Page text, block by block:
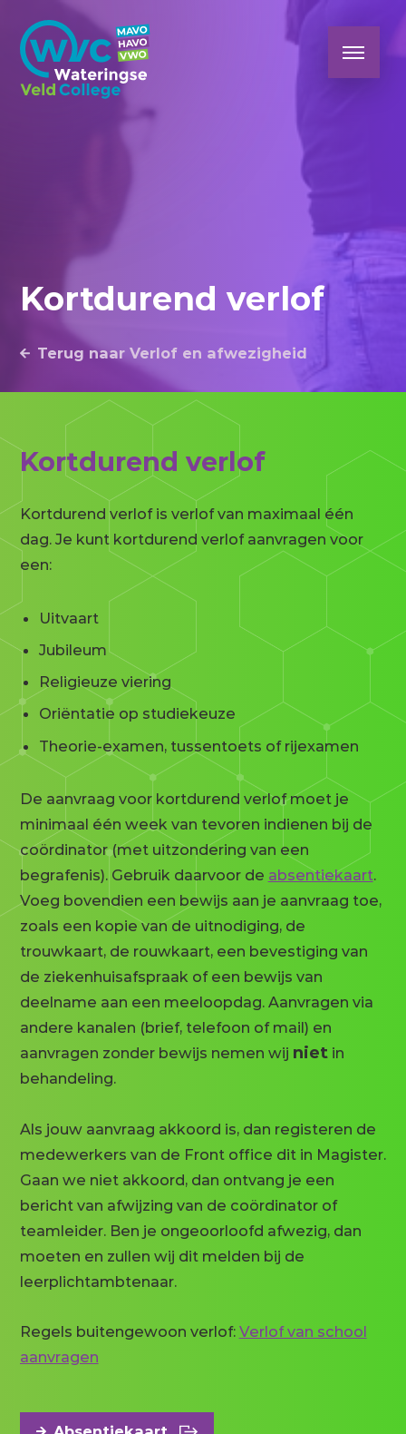
Kortdurend verlof
Terug naar Verlof en afwezigheid
Kortdurend verlof
Kortdurend verlof is verlof van maximaal één
dag. Je kunt kortdurend verlof aanvragen voor
een:
Uitvaart
Jubileum
Religieuze viering
Oriëntatie op studiekeuze
Theorie-examen, tussentoets of rijexamen
De aanvraag voor kortdurend verlof moet je
minimaal één week van tevoren indienen bij de
coördinator (met uitzondering van een
begrafenis). Gebruik daarvoor de absentiekaart.
Voeg bovendien een bewijs aan je aanvraag toe,
zoals een kopie van de uitnodiging, de
trouwkaart, de rouwkaart, een bevestiging van
de ziekenhuisafspraak of een bewijs van
deelname aan een meeloopdag. Aanvragen via
andere kanalen (brief, telefoon of mail) en
aanvragen zonder bewijs nemen wij nietin
behandeling.
Als jouw aanvraag akkoord is, dan registeren de
medewerkers van de Front office dit in Magister.
Gaan we niet akkoord, dan ontvang je een
bericht van afwijzing van de coördinator of
teamleider. Ben je ongeoorloofd afwezig, dan
moeten en zullen wij dit melden bij de
leerplichtambtenaar.
Regels buitengewoon verlof: Verlof van school
aanvragen